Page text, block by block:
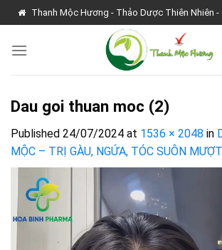
Skip
to
content
Thanh Mộc Hương - Thảo Dược Thiên Nhiên -
Dau goi thuan moc (2)
Published 24/07/2024 at 1536 × 2048 in
MỘC – TRỊ GÀU, NGỨA, TÓC SUÔN